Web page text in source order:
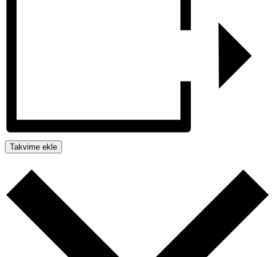
Takvime ekle